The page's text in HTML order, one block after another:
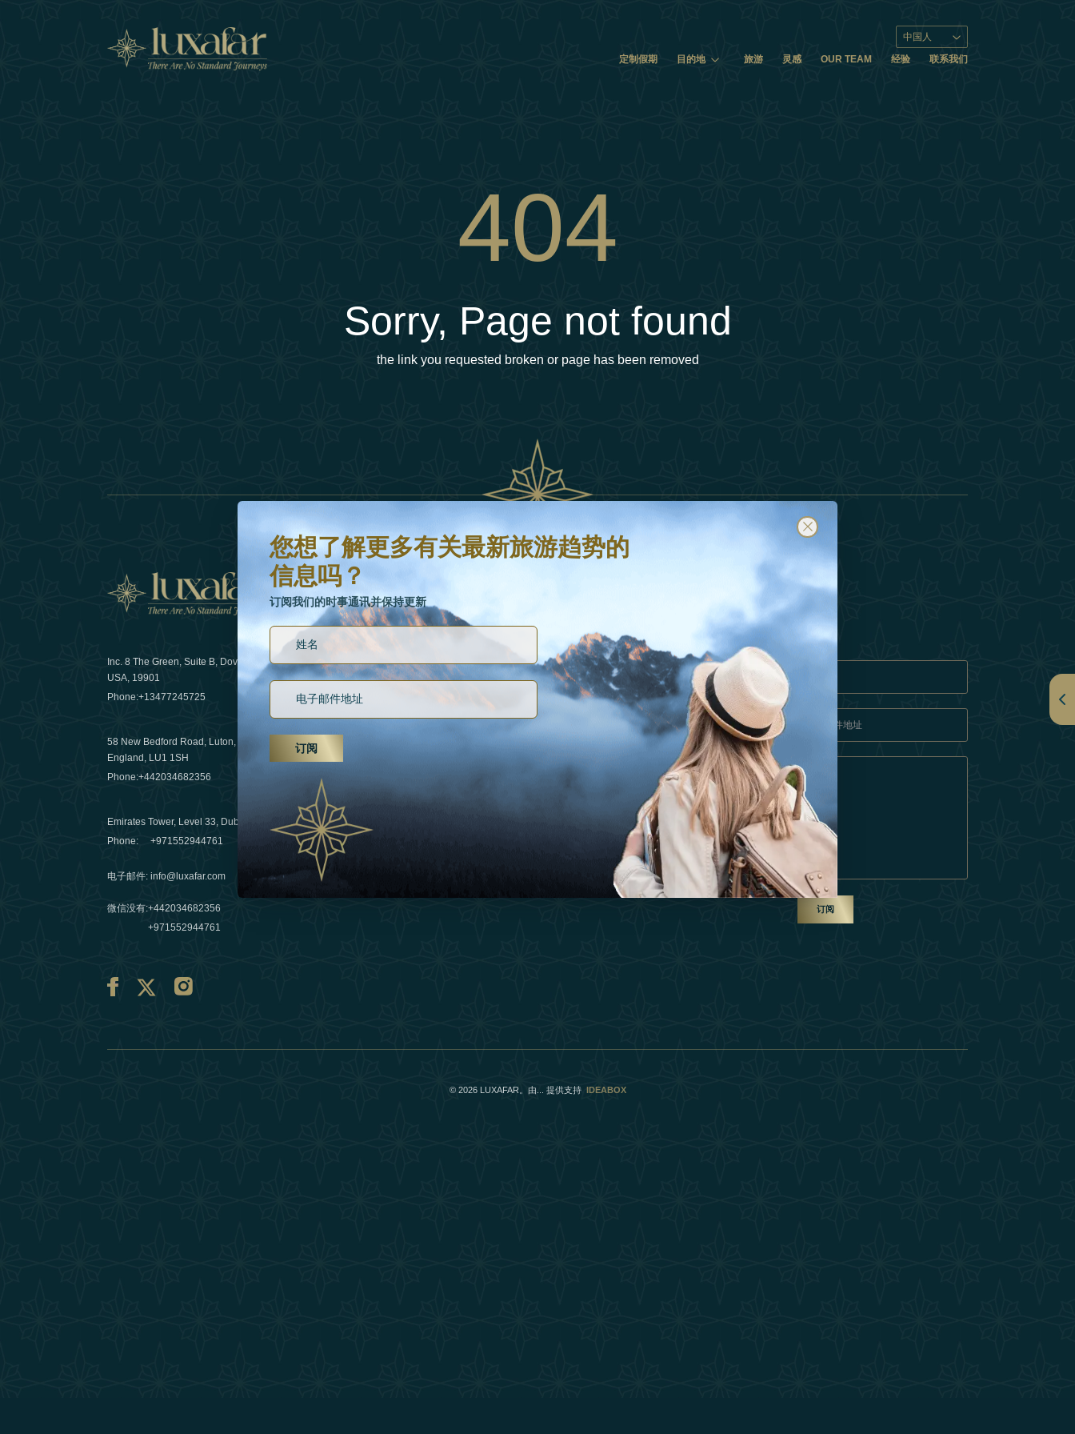
中国人
定制假期
目的地 旅游 灵感 OUR TEAM 经验 联系我们
404
Sorry, Page not found
the link you requested broken or page has been removed
Inc. 8 The Green, Suite B, Dover, DE
USA, 19901
Phone:+13477245725
58 New Bedford Road, Luton,
England, LU1 1SH
Phone:+442034682356
Emirates Tower, Level 33, Dubai, UAE
Phone:+971552944761
电子邮件:info@luxafar.com
微信没有:+442034682356
+971552944761
新闻
可持续发展如何重新定义2025年的豪华旅行
29 April 2025
远足、水疗护理和瑜伽，阿联酋崛起为健康目的地
03 April 2025
阿联酋旅行者的冬季逃生：重新定义奢华之旅
10 March 2025
关于我们
假日类型
经验
隐私政策
曲奇饼 政策
条款和条件
成为合作伙伴
Our Team
订阅
订阅
© 2026 LUXAFAR。由... 提供支持 IDEABOX
您想了解更多有关最新旅游趋势的信息吗？
订阅我们的时事通讯并保持更新
您想了解更多有关最新旅游趋势的
信息吗？
订阅我们的时事通讯并保持更新
订阅